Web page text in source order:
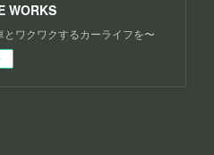
WORKS
とワクワクするカーライフを〜